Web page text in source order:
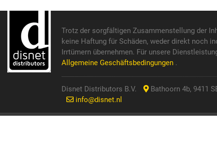
Trotz der sorgfältigen Zusammenstellung der
keine Haftung für Schäden, weder direkt noch
Irrtümern übernehmen. Für unsere
Allgemeine Geschäftsbedingungen .
Disnet Distributors B.V.
Bathoorn 4b, 9411
info@disnet.nl